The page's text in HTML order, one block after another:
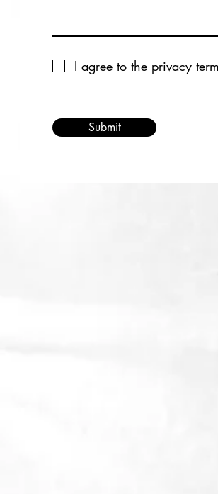
I agree to the privacy
Submit